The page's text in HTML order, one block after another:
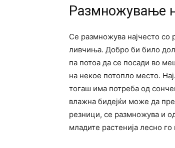
Размножување
Се размножува најчесто со
ливчиња. Добро би било
па потоа да се посади во
на некое потопло место.
тогаш има потреба од
влажна бидејќи може да
резници, се размножува и
младите растенија лесно го